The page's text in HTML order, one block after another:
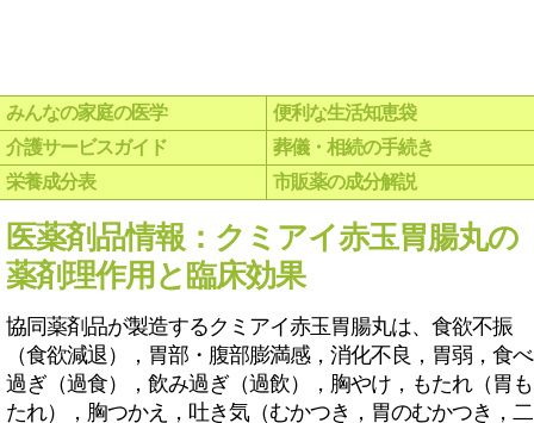
みんなの家庭の医学
便利な生活知恵袋
介護サービスガイド
葬儀・相続の手続き
栄養成分表
市販薬の成分解説
医薬剤品情報：クミアイ赤玉胃腸丸の
薬剤理作用と臨床効果
協同薬剤品が製造するクミアイ赤玉胃腸丸は、食欲不振
（食欲減退），胃部・腹部膨満感，消化不良，胃弱，食べ
過ぎ（過食），飲み過ぎ（過飲），胸やけ，もたれ（胃も
たれ），胸つかえ，吐き気（むかつき，胃のむかつき，二